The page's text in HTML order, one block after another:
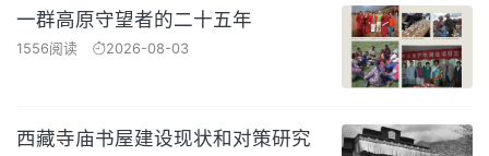
一群高原守望者的二十五年
1556阅读 2026-08-03
西藏寺庙书屋建设现状和对策研究